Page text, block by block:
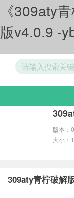
《309aty
版v4.0.9 -
版本：
大小：
309aty青柠破解